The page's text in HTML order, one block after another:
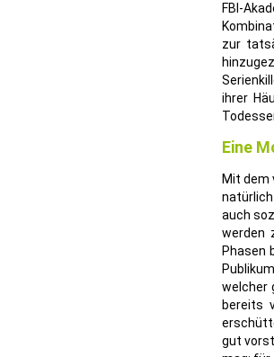
FBI-
zur
ihrer
Eine
Mit dem
auch
werden
Phasen
welcher
bereits
gut